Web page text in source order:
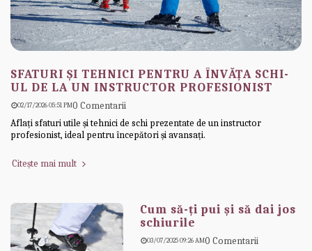
SFATURI ȘI TEHNICI PENTRU A ÎNVĂȚA SCHI-
UL DE LA UN INSTRUCTOR PROFESIONIST
02/17/2026 05:51 PM0 Comentarii
Aflați sfaturi utile și tehnici de schi prezentate de un instructor
profesionist, ideal pentru începători și avansați.
Citește mai mult
Cum să-ți pui și să dai jos
schiurile
03/07/2025 09:26 AM0 Comentarii